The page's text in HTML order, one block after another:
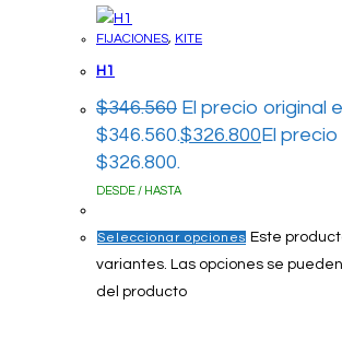
FIJACIONES, KITE
H1
$346.560 El precio original
$346.560.$326.800El
$326.800.
DESDE / HASTA
Seleccionar opciones Este
variantes. Las opciones se
del producto